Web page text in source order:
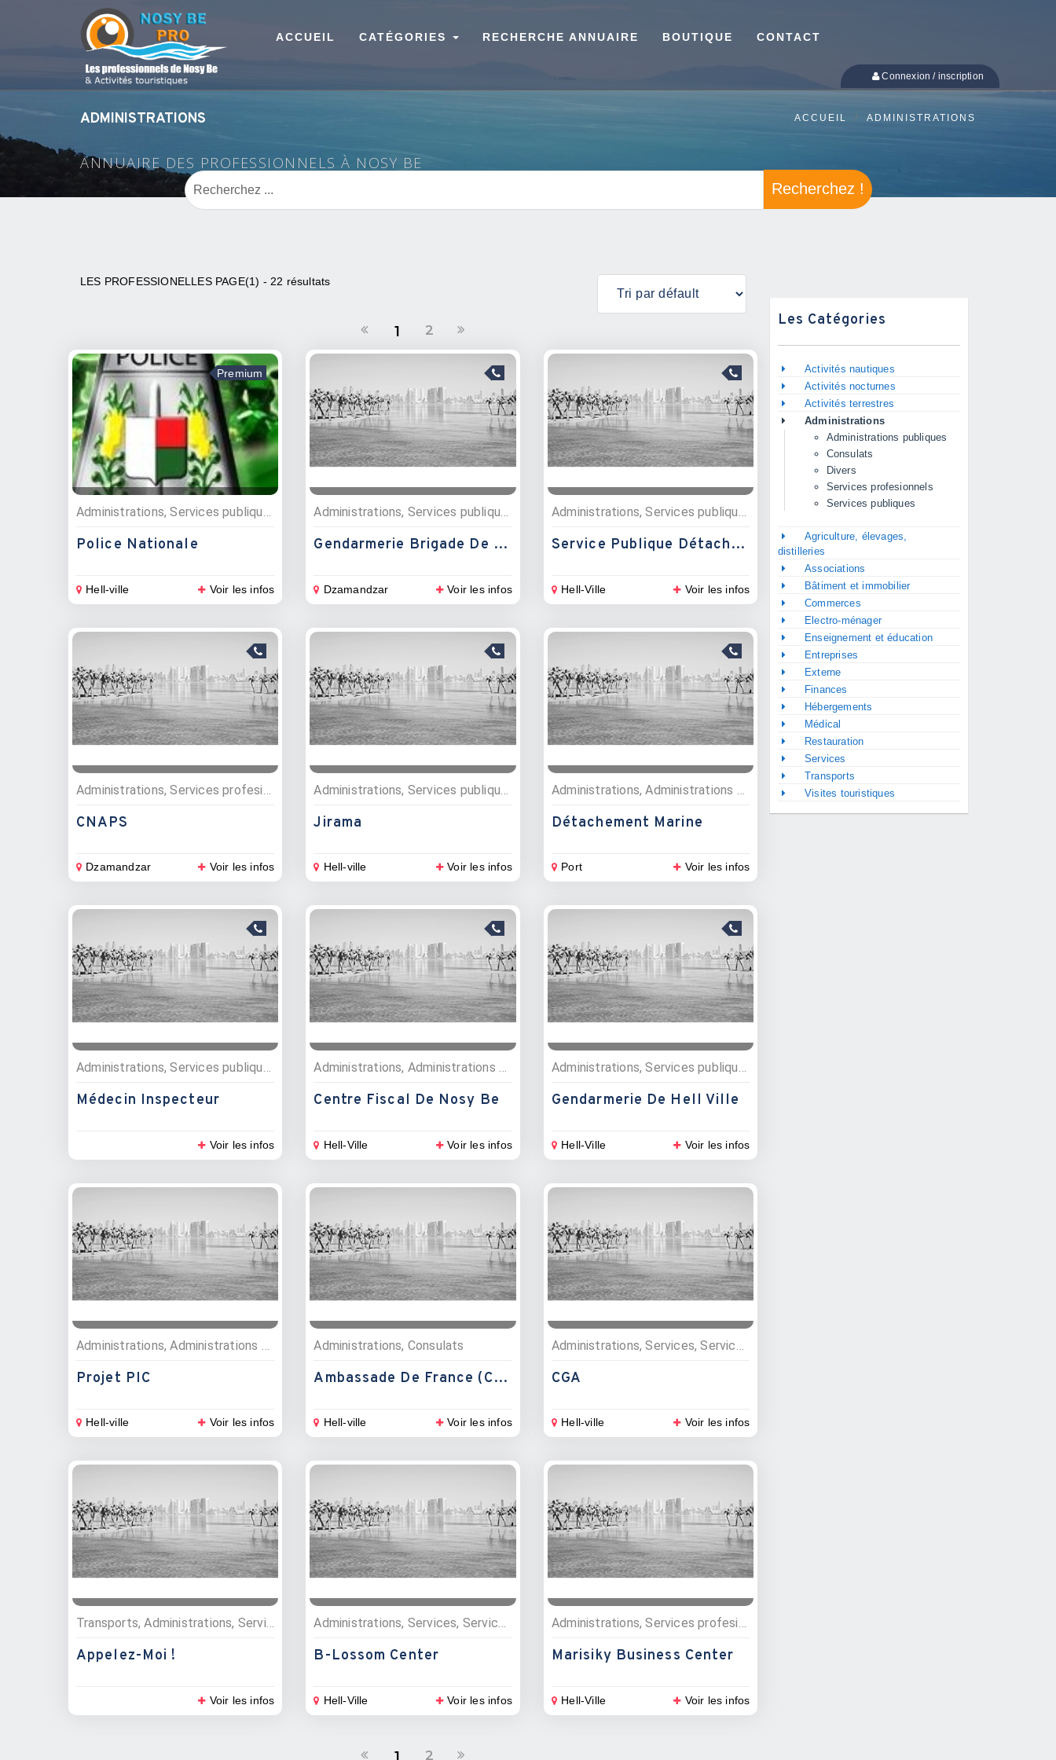
ACCUEIL CATÉGORIES RECHERCHE ANNUAIRE BOUTIQUE CONTACT
Connexion / inscription
ADMINISTRATIONS
ANNUAIRE DES PROFESSIONNELS À NOSY BE
ACCUEIL ADMINISTRATIONS
Recherchez !
LES PROFESSIONELLES PAGE(1) - 22 résultats
1 2
Premium
Administrations, Services publiques
Police Nationale
Hell-ville Voir les infos
Administrations, Services publiques
Gendarmerie Brigade De Dzamandzar
Dzamandzar Voir les infos
Administrations, Services publiques
Service Publique Détachement Marine
Hell-Ville Voir les infos
CNAPS
Dzamandzar Voir les infos
Jirama
Hell-ville Voir les infos
Détachement Marine
Port Voir les infos
Administrations, Services publiques
Médecin Inspecteur
Voir les infos
Administrations, Administrations publiques
Centre Fiscal De Nosy Be
Hell-Ville Voir les infos
Administrations, Services publiques
Gendarmerie De Hell Ville
Hell-Ville Voir les infos
Projet PIC
Hell-ville Voir les infos
Administrations, Consulats
Ambassade De France (Consulat)
Hell-ville Voir les infos
CGA
Hell-ville Voir les infos
Transports, Administrations, Services, Hébergements, Commerces, Location de véhicule, Divers, Villas, maisons et appartements, Bajaj, Informaticiens, Informatiques et multimédia, Réparateurs multimédia, Energie, Divers, Electricité et électronique
Appelez-Moi !
Voir les infos
Administrations, Services, Services profesionnels, Coworking
B-Lossom Center
Hell-Ville Voir les infos
Administrations, Services profesionnels
Marisiky Business Center
Hell-Ville Voir les infos
1 2
Les Catégories
Activités nautiques
Activités nocturnes
Activités terrestres
Administrations
Administrations publiques
Consulats
Divers
Services profesionnels
Services publiques
Agriculture, élevages,
distilleries
Associations
Bâtiment et immobilier
Commerces
Electro-ménager
Enseignement et éducation
Entreprises
Externe
Finances
Hébergements
Médical
Restauration
Services
Transports
Visites touristiques